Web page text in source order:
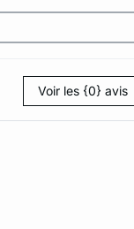
Voir les {0} avis